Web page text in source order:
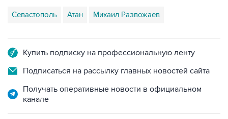
Подписаться на рассылку главных новостей сайта
Получать оперативные новости в официальном
канале
НОВОСТИ ПО ТЕМЕ